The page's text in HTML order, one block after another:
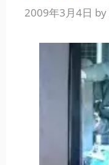
2009年3月4日 by